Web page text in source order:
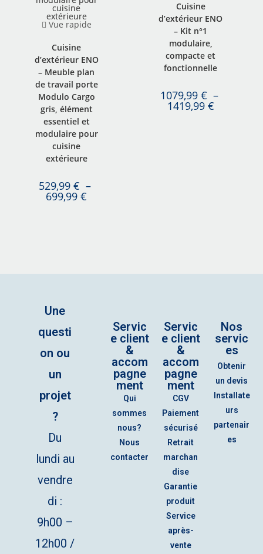
Vue rapide
Cuisine
d’extérieur ENO
– Meuble plan
de travail porte
Modulo Cargo
gris, élément
essentiel et
modulaire pour
cuisine
extérieure
529,99€ –
699,99€
Cuisine
d’extérieur ENO
– Kit n°1
modulaire,
compacte et
fonctionnelle
1079,99 € –
1419,99 €
Une
questi
on ou
un
projet
?
Du
lundi au
vendre
di :
9h00 –
12h00 /
Servic
e client
&
accom
pagne
ment
Qui
sommes
nous?
Nous
contacter
Servic
e client
&
accom
pagne
ment
CGV
Paiement
sécurisé
Retrait
marchan
dise
Garantie
produit
Service
après-
vente
Nos
servic
es
Obtenir
un devis
Installate
urs
partenair
es